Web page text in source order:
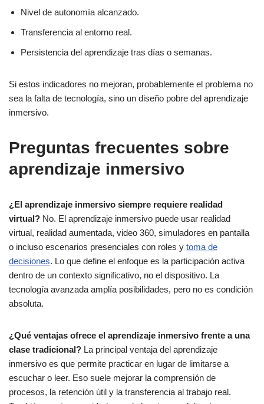
Nivel de autonomía alcanzado.
Transferencia al entorno real.
Persistencia del aprendizaje tras días o semanas.
Si estos indicadores no mejoran, probablemente el problema no
sea la falta de tecnología, sino un diseño pobre del aprendizaje
inmersivo.
Preguntas frecuentes sobre
aprendizaje inmersivo
¿El aprendizaje inmersivo siempre requiere realidad
virtual? No. El aprendizaje inmersivo puede usar realidad
virtual, realidad aumentada, video 360, simuladores en pantalla
o incluso escenarios presenciales con roles y toma de
decisiones. Lo que define el enfoque es la participación activa
dentro de un contexto significativo, no el dispositivo. La
tecnología avanzada amplía posibilidades, pero no es condición
absoluta.
¿Qué ventajas ofrece el aprendizaje inmersivo frente a una
clase tradicional? La principal ventaja del aprendizaje
inmersivo es que permite practicar en lugar de limitarse a
escuchar o leer. Eso suele mejorar la comprensión de
procesos, la retención útil y la transferencia al trabajo real.